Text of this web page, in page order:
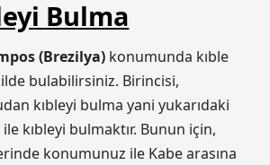
Bulma
(Brezilya) konumunda kıble
bulabilirsiniz. Birincisi,
kıbleyi bulma yani yukarıdaki
kıbleyi bulmaktır. Bunun için,
konumunuz ile Kabe arasına